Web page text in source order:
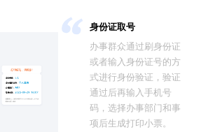
身份证取号
办事群众通过刷身份证
或者输入身份证号的方
式进行身份验证，验证
通过后再输入手机号
码，选择办事部门和事
项后生成打印小票。